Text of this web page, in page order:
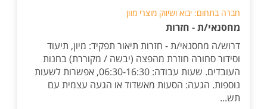
חברה בתחום: יבוא ושיווק מוצרי מזון
מחסנאי/ת - חזרות
דרוש/ה מחסנאי/ת - חזרות תיאור תפקיד: מיון, תיעוד
וסידור סחורה חוזרת מהפצה (יבשה / מקוררת) בחנות
העובדים. שעות עבודה: 06:30-16:30, אפשרות לשעות
נוספות. הגעה: הסעות מאשדוד או הגעה עצמית עם
תש...